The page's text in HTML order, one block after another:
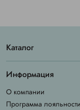
Каталог
Информация
О компании
Программа лояльности